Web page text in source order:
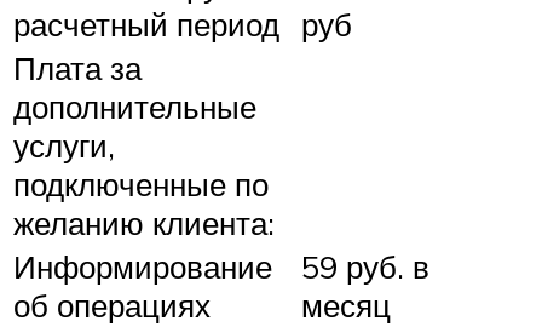
расчетный период руб
Плата за
дополнительные
услуги,
подключенные по
желанию клиента:
Информирование
об операциях
59 руб. в
месяц